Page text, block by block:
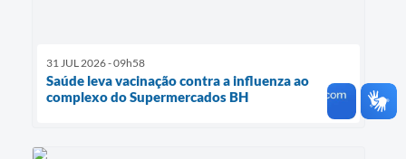
31 JUL 2026 - 09h58
Saúde leva vacinação contra a influenza ao
complexo do Supermercados BH